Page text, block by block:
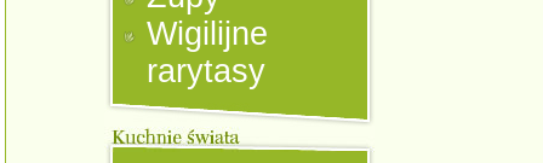
Wigilijne
rarytasy